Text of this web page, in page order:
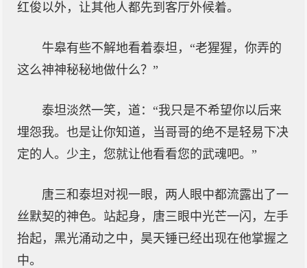
红俊以外，让其他人都先到客厅外候着。
牛皋有些不解地看着泰坦，“老猩猩，你弄的
这么神神秘秘地做什么？”
泰坦淡然一笑，道：“我只是不希望你以后来
埋怨我。也是让你知道，当哥哥的绝不是轻易下决
定的人。少主，您就让他看看您的武魂吧。”
唐三和泰坦对视一眼，两人眼中都流露出了一
丝默契的神色。站起身，唐三眼中光芒一闪，左手
抬起，黑光涌动之中，昊天锤已经出现在他掌握之
中。